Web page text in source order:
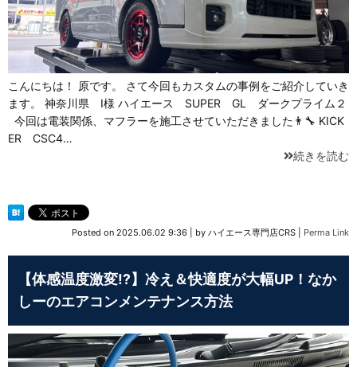
こんにちは！ 原です。 さて今回もカスタムの事例をご紹介していき
ます。 神奈川県 I様 ハイエース SUPER GL ダークプライム２
今回は電装関係、マフラーを施工させていただきました👨‍🔧 KICK
ER CSC4…
続きを読む
Posted on 2025.06.02 9:36 by ハイエース専門店CRS Perma Link
【体感温度激変!?】冷え＆快適度が大幅UP！なか
しーのエアコンメンテナンス方法